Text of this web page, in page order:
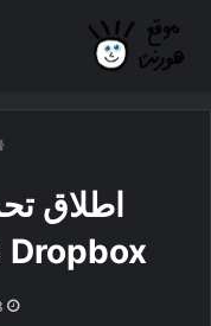
اطلاق
Dropbox على نظام الأندرويد